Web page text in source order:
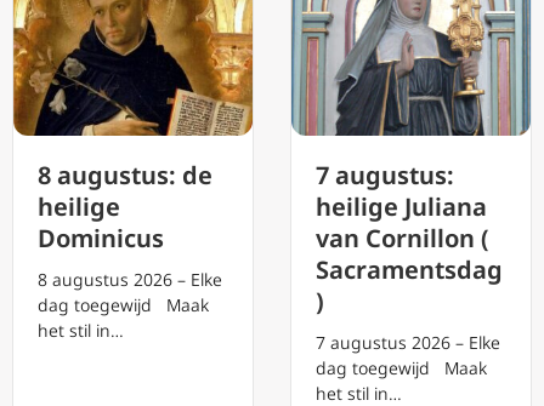
8 augustus: de
heilige
Dominicus
8 augustus 2026 – Elke
dag toegewijd Maak
het stil in…
7 augustus:
heilige Juliana
van Cornillon (
Sacramentsdag
)
7 augustus 2026 – Elke
dag toegewijd Maak
het stil in…